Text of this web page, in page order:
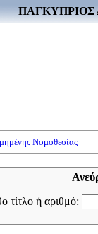
ΠΑΓΚΥΠΡΙΟΣ
Νομοθεσίας
τίτλο ή αριθμό: